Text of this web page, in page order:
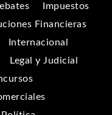
Impuestos
Financieras
Internacional
Legal y Judicial